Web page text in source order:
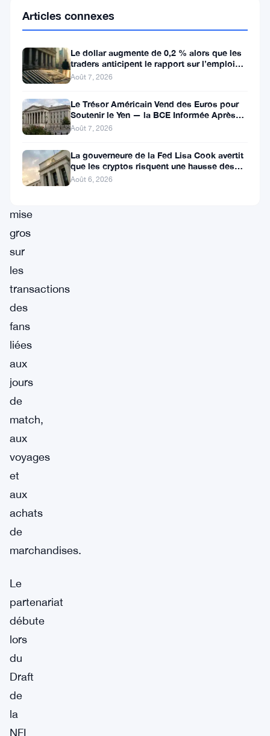
officiel
paiements
peer-
to-
peer
ligue
mise
gros
sur
les
transactions
des
fans
liées
aux
jours
de
match,
aux
voyages
et
aux
achats
de
marchandises.
Le
partenariat
débute
lors
du
Draft
de
la
NFL
Articles connexes
Le dollar augmente de 0,2 % alors que les
traders anticipent le rapport sur l’emploi
aux États-Unis
Août 7, 2026
Le Trésor Américain Vend des Euros pour
Soutenir le Yen — la BCE Informée Après
Coup
Août 7, 2026
La gouverneure de la Fed Lisa Cook avertit
que les cryptos risquent une hausse des
taux
Août 6, 2026